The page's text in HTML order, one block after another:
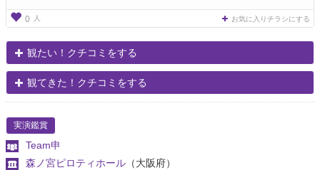
0 人 お気に入りチラシにする
観たい！クチコミをする
観てきた！クチコミをする
実演鑑賞
Team申
森ノ宮ピロティホール （大阪府）